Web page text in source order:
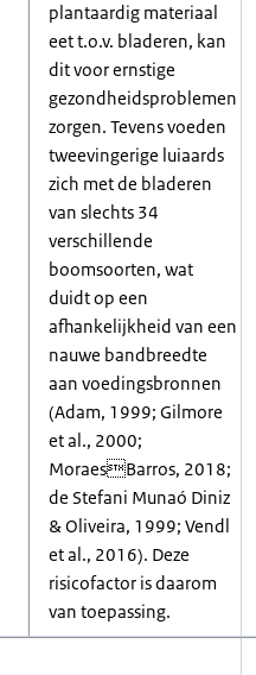
plantaardig materiaal
eet t.o.v. bladeren, kan
dit voor ernstige
gezondheidsproblemen
zorgen. Tevens voeden
tweevingerige luiaards
zich met de bladeren
van slechts 34
verschillende
boomsoorten, wat
duidt op een
afhankelijkheid van een
nauwe bandbreedte
aan voedingsbronnen
(Adam, 1999; Gilmore
et al., 2000;
MoraesBarros, 2018;
de Stefani Munaó Diniz
& Oliveira, 1999; Vendl
et al., 2016). Deze
risicofactor is daarom
van toepassing.